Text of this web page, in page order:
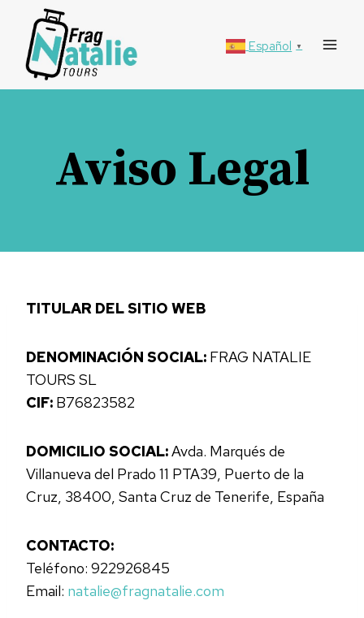
contenido
Español ▼
Aviso Legal
TITULAR DEL SITIO WEB
DENOMINACIÓN SOCIAL: FRAG NATALIE
TOURS SL
CIF: B76823582
DOMICILIO SOCIAL:Avda. Marqués de
Villanueva del Prado 11 PTA39, Puerto de la
Cruz, 38400, Santa Cruz de Tenerife, España
CONTACTO:
Teléfono: 922926845
Email: natalie@fragnatalie.com